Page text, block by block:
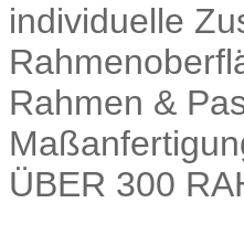
individuelle
Rahmen &
ÜBER 300